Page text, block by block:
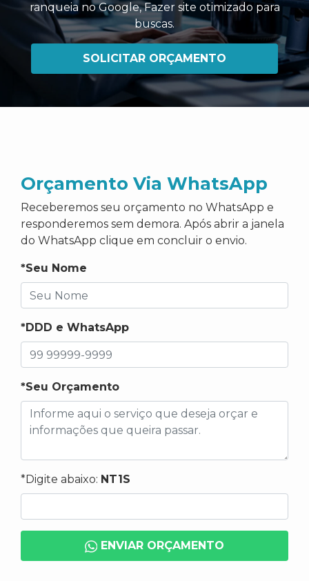
ranqueia no Google,Fazer site otimizado para
buscas.
SOLICITAR ORÇAMENTO
Orçamento Via WhatsApp
Receberemos seu orçamento no WhatsApp e
responderemos sem demora. Após abrir a janela
do WhatsApp clique em concluir o envio.
*Seu Nome
*DDD e WhatsApp
*Seu Orçamento
*Digite abaixo: NT1S
ENVIAR ORÇAMENTO